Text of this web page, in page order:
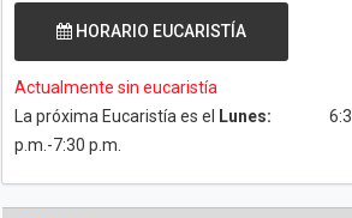
HORARIO EUCARISTÍA
Actualmente sin eucaristía
La próxima Eucaristía es el
Lunes:
p.m.-7:30 p.m.